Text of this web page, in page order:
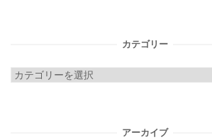
カテゴリー
カ
アーカイブ